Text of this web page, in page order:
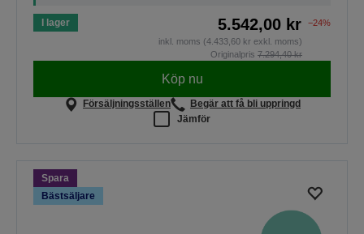
I lager 5.542,00 kr
−24%
inkl. moms (4.433,60 kr exkl. moms)
Originalpris 7.294,40 kr
Köp nu
Försäljningsställen
Begär att få bli uppringd
Jämför
Spara
Bästsäljare